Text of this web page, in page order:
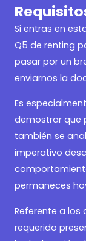
Si entras en
Q5 de renting
pasar por un
enviarnos la
Es
demostrar que
también se
imperativo
permaneces
Referente a los
requerido